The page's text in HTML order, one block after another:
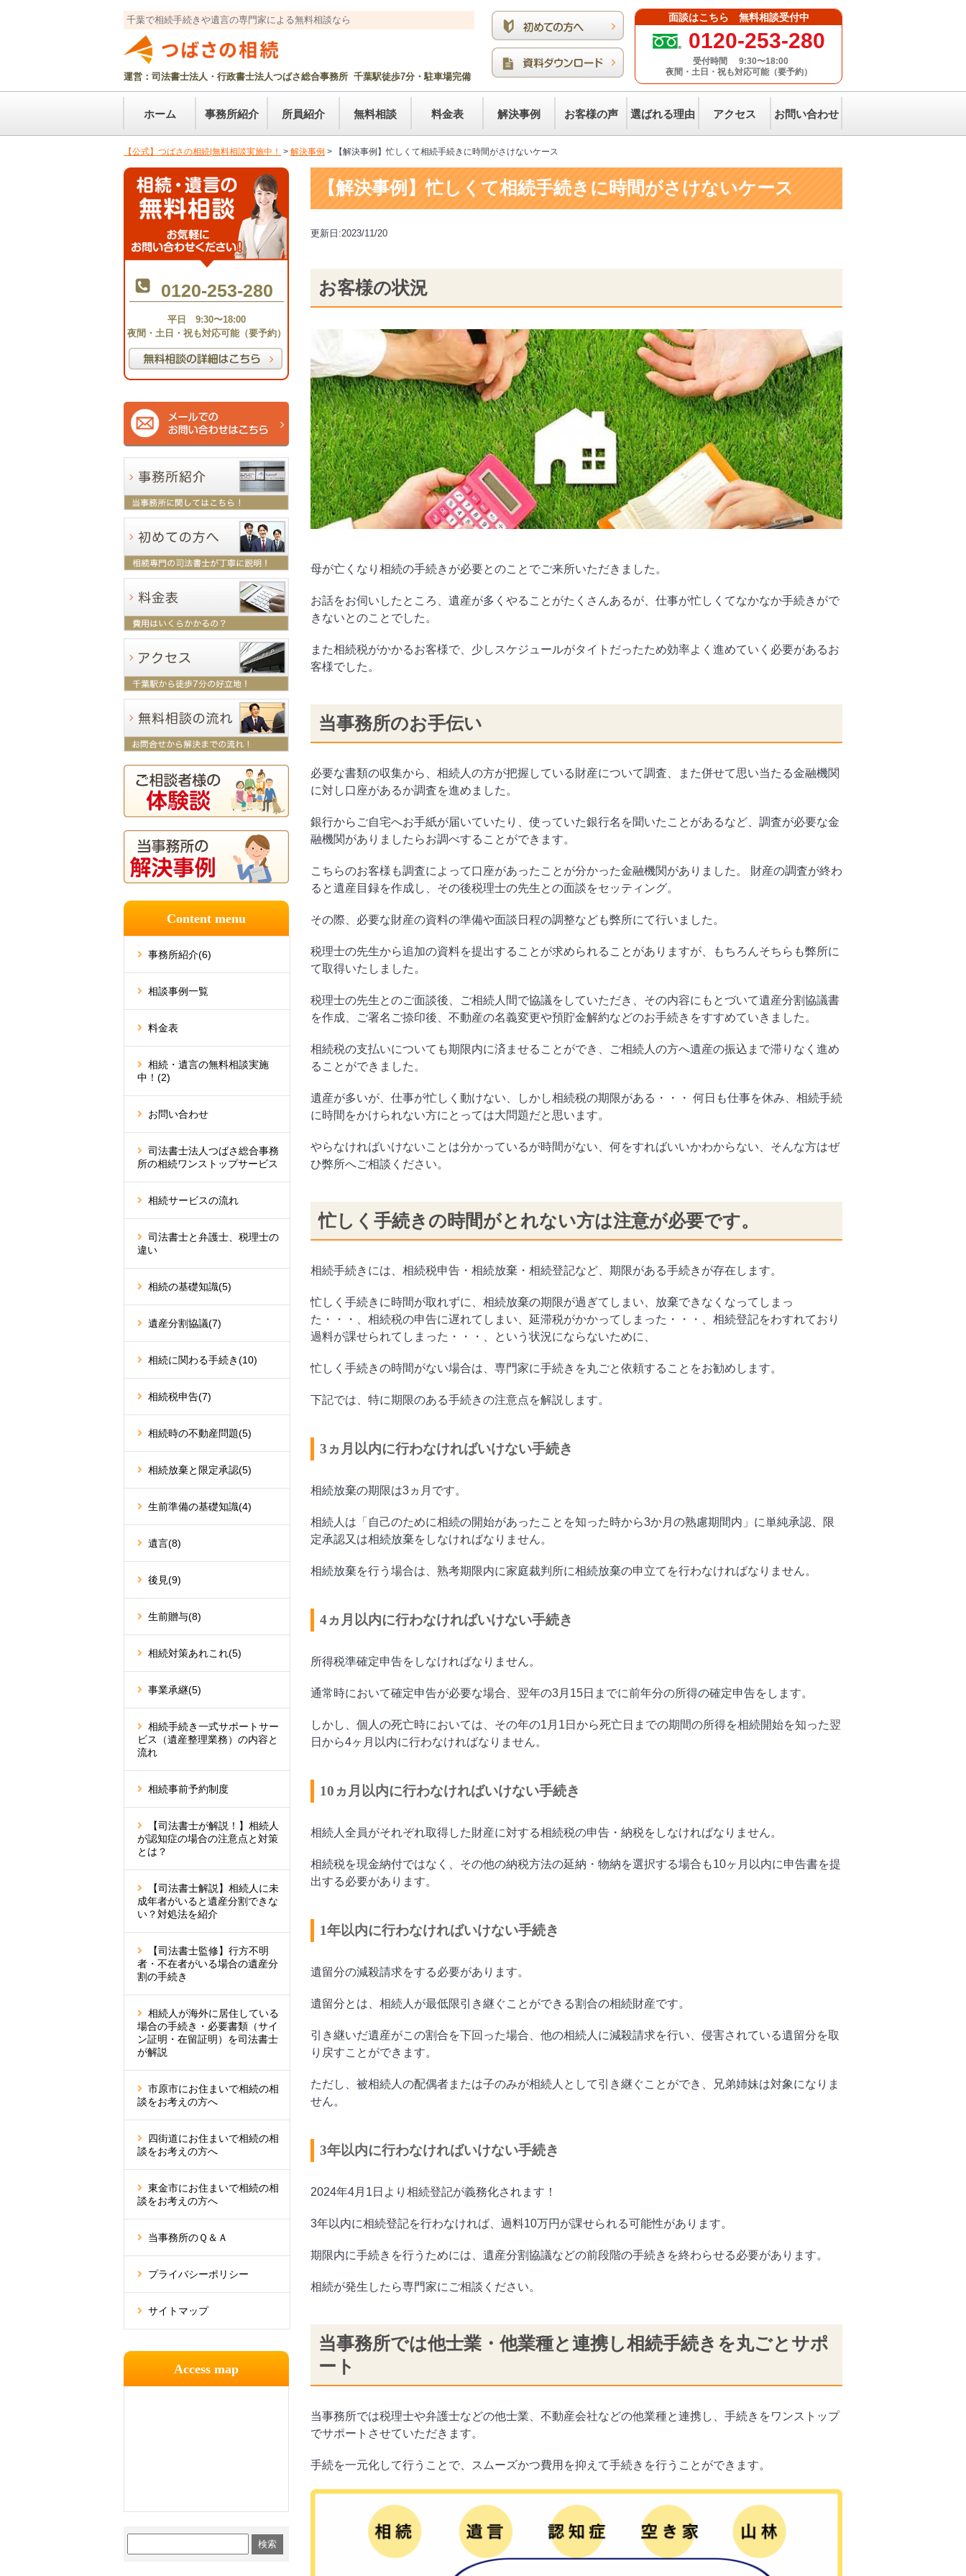
千葉で相続手続きや遺言の専門家による無料相談なら
運営：司法書士法人・行政書士法人つばさ総合事務所 千葉駅徒歩7分・駐車場完備
面談はこちら 無料相談受付中
0120-253-280
受付時間
9:30〜18:00
夜間・土日・祝も対応可能（要予約）
ホーム 事務所紹介 所員紹介 無料相談 料金表 解決事例 お客様の声 選ばれる理由 アクセス お問い合わせ
【公式】つばさの相続|無料相談実施中！ > 解決事例 > 【解決事例】忙しくて相続手続きに時間がさけないケース
【解決事例】忙しくて相続手続きに時間がさけないケース
更新日:2023/11/20
お客様の状況
母が亡くなり相続の手続きが必要とのことでご来所いただきました。
お話をお伺いしたところ、遺産が多くやることがたくさんあるが、仕事が忙しくてなかなか手続きがで
きないとのことでした。
また相続税がかかるお客様で、少しスケジュールがタイトだったため効率よく進めていく必要があるお
客様でした。
当事務所のお手伝い
必要な書類の収集から、相続人の方が把握している財産について調査、また併せて思い当たる金融機関
に対し口座があるか調査を進めました。
銀行からご自宅へお手紙が届いていたり、使っていた銀行名を聞いたことがあるなど、調査が必要な金
融機関がありましたらお調べすることができます。
こちらのお客様も調査によって口座があったことが分かった金融機関がありました。 財産の調査が終わ
ると遺産目録を作成し、その後税理士の先生との面談をセッティング。
その際、必要な財産の資料の準備や面談日程の調整なども弊所にて行いました。
税理士の先生から追加の資料を提出することが求められることがありますが、もちろんそちらも弊所に
て取得いたしました。
税理士の先生とのご面談後、ご相続人間で協議をしていただき、その内容にもとづいて遺産分割協議書
を作成、ご署名ご捺印後、不動産の名義変更や預貯金解約などのお手続きをすすめていきました。
相続税の支払いについても期限内に済ませることができ、ご相続人の方へ遺産の振込まで滞りなく進め
ることができました。
遺産が多いが、仕事が忙しく動けない、しかし相続税の期限がある・・・ 何日も仕事を休み、相続手続
に時間をかけられない方にとっては大問題だと思います。
やらなければいけないことは分かっているが時間がない、何をすればいいかわからない、そんな方はぜ
ひ弊所へご相談ください。
忙しく手続きの時間がとれない方は注意が必要です。
相続手続きには、相続税申告・相続放棄・相続登記など、期限がある手続きが存在します。
忙しく手続きに時間が取れずに、相続放棄の期限が過ぎてしまい、放棄できなくなってしまっ
た・・・、相続税の申告に遅れてしまい、延滞税がかかってしまった・・・、相続登記をわすれており
過料が課せられてしまった・・・、という状況にならないために、
忙しく手続きの時間がない場合は、専門家に手続きを丸ごと依頼することをお勧めします。
下記では、特に期限のある手続きの注意点を解説します。
3ヵ月以内に行わなければいけない手続き
相続放棄の期限は3ヵ月です。
相続人は「自己のために相続の開始があったことを知った時から3か月の熟慮期間内」に単純承認、限
定承認又は相続放棄をしなければなりません。
相続放棄を行う場合は、熟考期限内に家庭裁判所に相続放棄の申立てを行わなければなりません。
4ヵ月以内に行わなければいけない手続き
所得税準確定申告をしなければなりません。
通常時において確定申告が必要な場合、翌年の3月15日までに前年分の所得の確定申告をします。
しかし、個人の死亡時においては、その年の1月1日から死亡日までの期間の所得を相続開始を知った翌
日から4ヶ月以内に行わなければなりません。
10ヵ月以内に行わなければいけない手続き
相続人全員がそれぞれ取得した財産に対する相続税の申告・納税をしなければなりません。
相続税を現金納付ではなく、その他の納税方法の延納・物納を選択する場合も10ヶ月以内に申告書を提
出する必要があります。
1年以内に行わなければいけない手続き
遺留分の減殺請求をする必要があります。
遺留分とは、相続人が最低限引き継ぐことができる割合の相続財産です。
引き継いだ遺産がこの割合を下回った場合、他の相続人に減殺請求を行い、侵害されている遺留分を取
り戻すことができます。
ただし、被相続人の配偶者または子のみが相続人として引き継ぐことができ、兄弟姉妹は対象になりま
せん。
3年以内に行わなければいけない手続き
2024年4月1日より相続登記が義務化されます！
3年以内に相続登記を行わなければ、過料10万円が課せられる可能性があります。
期限内に手続きを行うためには、遺産分割協議などの前段階の手続きを終わらせる必要があります。
相続が発生したら専門家にご相談ください。
当事務所では他士業・他業種と連携し相続手続きを丸ごとサポ
ート
当事務所では税理士や弁護士などの他士業、不動産会社などの他業種と連携し、手続きをワンストップ
でサポートさせていただきます。
手続を一元化して行うことで、スムーズかつ費用を抑えて手続きを行うことができます。
0120-253-280
平日 9:30〜18:00
夜間・土日・祝も対応可能（要予約）
Content menu
事務所紹介(6)
相談事例一覧
料金表
相続・遺言の無料相談実施
中！ (2)
お問い合わせ
司法書士法人つばさ総合事務
所の相続ワンストップサービス
相続サービスの流れ
司法書士と弁護士、税理士の
違い
相続の基礎知識(5)
遺産分割協議(7)
相続に関わる手続き(10)
相続税申告(7)
相続時の不動産問題(5)
相続放棄と限定承認(5)
生前準備の基礎知識(4)
遺言(8)
後見(9)
生前贈与(8)
相続対策あれこれ(5)
事業承継(5)
相続手続き一式サポートサー
ビス（遺産整理業務）の内容と
流れ
相続事前予約制度
【司法書士が解説！】相続人
が認知症の場合の注意点と対策
とは？
【司法書士解説】相続人に未
成年者がいると遺産分割できな
い？対処法を紹介
【司法書士監修】行方不明
者・不在者がいる場合の遺産分
割の手続き
相続人が海外に居住している
場合の手続き・必要書類（サイ
ン証明・在留証明）を司法書士
が解説
市原市にお住まいで相続の相
談をお考えの方へ
四街道にお住まいで相続の相
談をお考えの方へ
東金市にお住まいで相続の相
談をお考えの方へ
当事務所のＱ＆Ａ
プライバシーポリシー
サイトマップ
Access map